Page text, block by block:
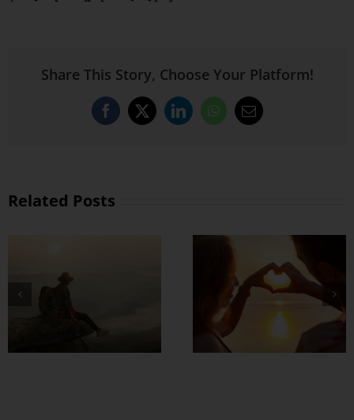
Share This Story, Choose Your Platform!
Facebook
X LinkedInWhatsApp
Email
Related Posts
အချစ်တွေ ပိုတိုးလာ